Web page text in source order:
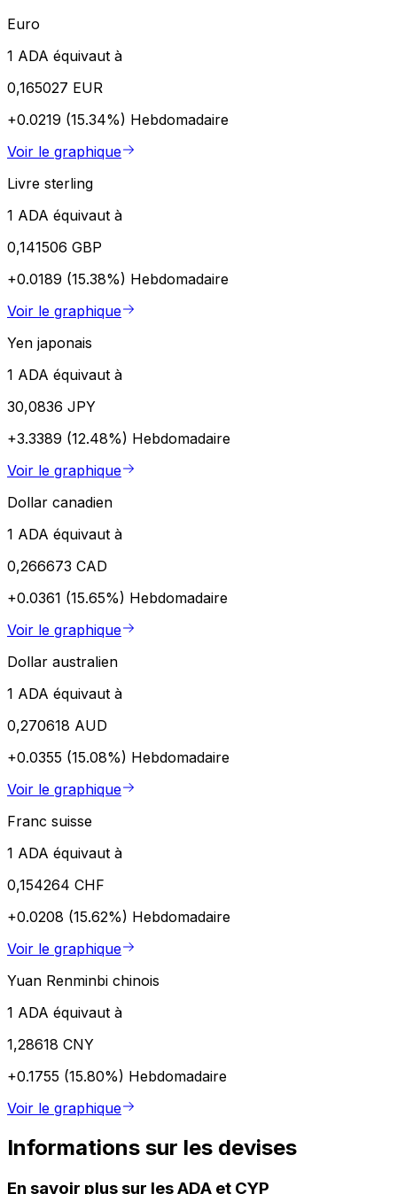
Euro
1 ADA équivaut à
0,165027 EUR
+0.0219 (15.34%) Hebdomadaire
Voir le graphique
Livre sterling
1 ADA équivaut à
0,141506 GBP
+0.0189 (15.38%) Hebdomadaire
Voir le graphique
Yen japonais
1 ADA équivaut à
30,0836 JPY
+3.3389 (12.48%) Hebdomadaire
Voir le graphique
Dollar canadien
1 ADA équivaut à
0,266673 CAD
+0.0361 (15.65%) Hebdomadaire
Voir le graphique
Dollar australien
1 ADA équivaut à
0,270618 AUD
+0.0355 (15.08%) Hebdomadaire
Voir le graphique
Franc suisse
1 ADA équivaut à
0,154264 CHF
+0.0208 (15.62%) Hebdomadaire
Voir le graphique
Yuan Renminbi chinois
1 ADA équivaut à
1,28618 CNY
+0.1755 (15.80%) Hebdomadaire
Voir le graphique
Informations sur les devises
En savoir plus sur les ADA et CYP